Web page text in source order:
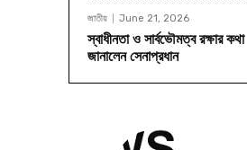
জাতীয় June 21, 2026
স্বাধীনতা ও সার্বভৌমত্ব রক্ষার কথা
জানালেন সেনাপ্রধান